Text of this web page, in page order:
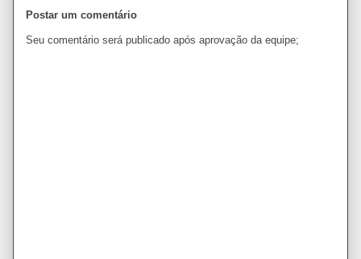
Postar um comentário
Seu comentário será publicado após aprovação da equipe;